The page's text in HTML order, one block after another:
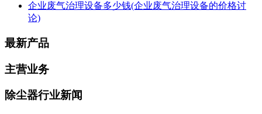
企业废气治理设备多少钱(企业废气治理设备的价格讨
论)
最新产品
主营业务
除尘器行业新闻